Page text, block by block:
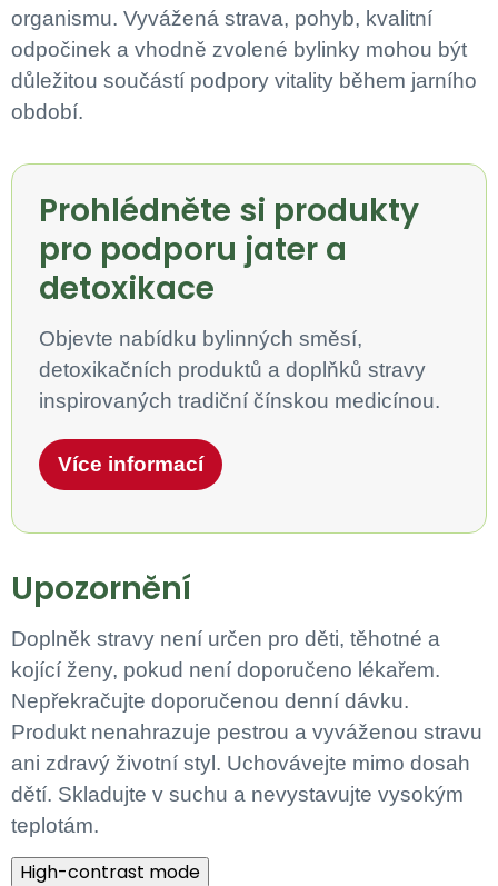
organismu. Vyvážená strava, pohyb, kvalitní
odpočinek a vhodně zvolené bylinky mohou být
důležitou součástí podpory vitality během jarního
období.
Prohlédněte si produkty
pro podporu jater a
detoxikace
Objevte nabídku bylinných směsí,
detoxikačních produktů a doplňků stravy
inspirovaných tradiční čínskou medicínou.
Více informací
Upozornění
Doplněk stravy není určen pro děti, těhotné a
kojící ženy, pokud není doporučeno lékařem.
Nepřekračujte doporučenou denní dávku.
Produkt nenahrazuje pestrou a vyváženou stravu
ani zdravý životní styl. Uchovávejte mimo dosah
dětí. Skladujte v suchu a nevystavujte vysokým
teplotám.
High-contrast mode